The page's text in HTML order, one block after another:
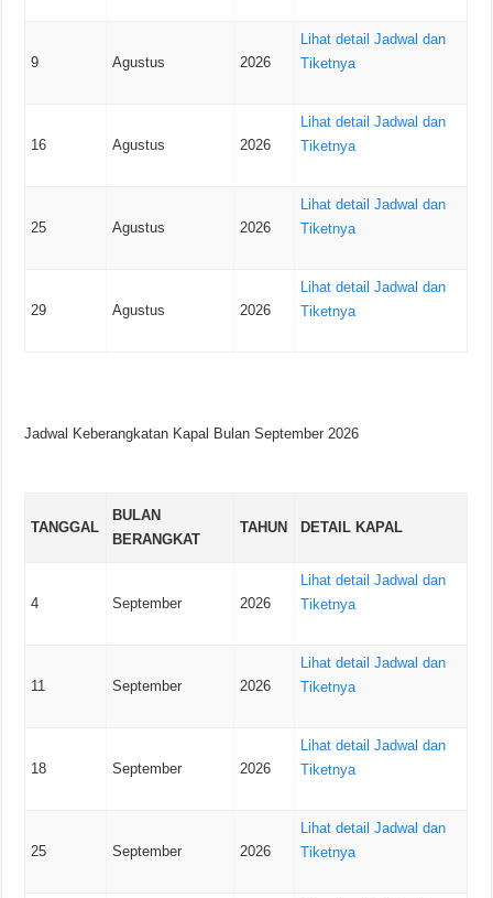
9 Agustus 2026
Lihat detail Jadwal dan
Tiketnya
16 Agustus 2026
Lihat detail Jadwal dan
Tiketnya
25 Agustus 2026
Lihat detail Jadwal dan
Tiketnya
29 Agustus 2026
Lihat detail Jadwal dan
Tiketnya
Jadwal Keberangkatan Kapal Bulan September 2026
TANGGAL
BULAN
BERANGKAT
TAHUN DETAIL KAPAL
4 September 2026
Lihat detail Jadwal dan
Tiketnya
11 September 2026
Lihat detail Jadwal dan
Tiketnya
18 September 2026
Lihat detail Jadwal dan
Tiketnya
25 September 2026
Lihat detail Jadwal dan
Tiketnya